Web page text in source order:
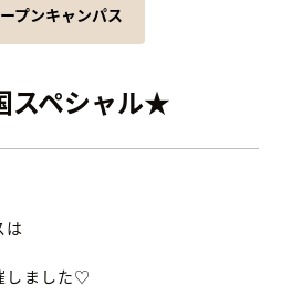
プンキャンパス
ペシャル★
は
しました♡